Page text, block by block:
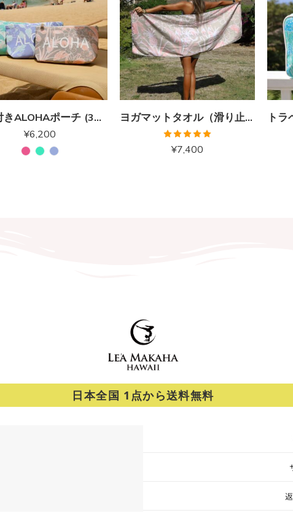
マチ付きALOHAポーチ (3色)
¥6,200
ヨガマットタオル（滑り止め付） ピーチベージュ
5段階中
5.00 の評価
¥7,400
日本全国 1点から送料無料